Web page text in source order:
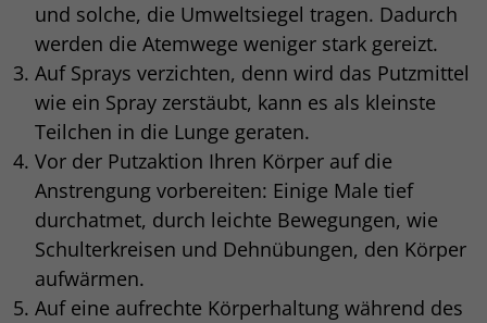
und solche, die Umweltsiegel tragen. Dadurch
werden die Atemwege weniger stark gereizt.
Auf Sprays verzichten, denn wird das Putzmittel
wie ein Spray zerstäubt, kann es als kleinste
Teilchen in die Lunge geraten.
Vor der Putzaktion Ihren Körper auf die
Anstrengung vorbereiten: Einige Male tief
durchatmet, durch leichte Bewegungen, wie
Schulterkreisen und Dehnübungen, den Körper
aufwärmen.
Auf eine aufrechte Körperhaltung während des